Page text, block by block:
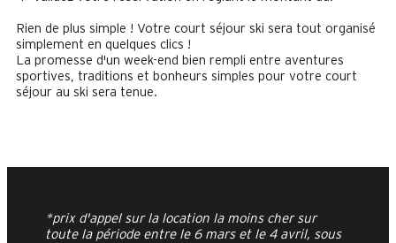
Rien de plus simple ! Votre court séjour ski sera tout organisé
simplement en quelques clics !
La promesse d'un week-end bien rempli entre aventures
sportives, traditions et bonheurs simples pour votre court
séjour au ski sera tenue.
*prix d'appel sur la location la moins cher sur
toute la période entre le 6 mars et le 4 avril, sous